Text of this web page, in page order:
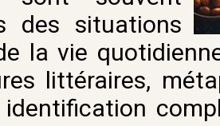
des situations
la vie
littéraires,